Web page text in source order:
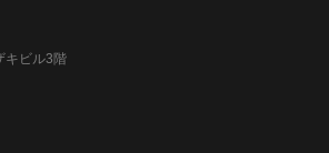
キビル3階